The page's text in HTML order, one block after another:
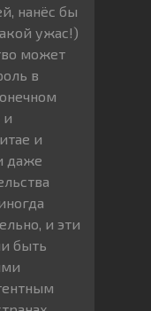
нанёс бы
ужас!)
может
в
и
и
даже
и эти
быть